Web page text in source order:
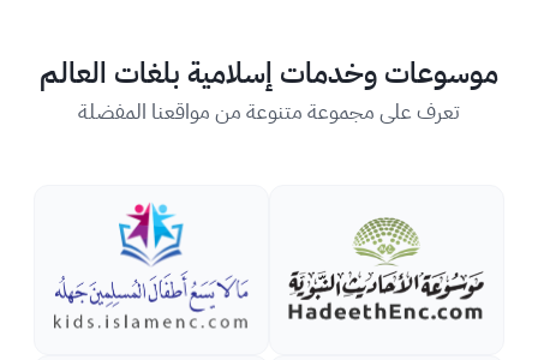
موسوعات وخدمات إسلامية بلغات العالم
تعرف على مجموعة متنوعة من مواقعنا المفضلة